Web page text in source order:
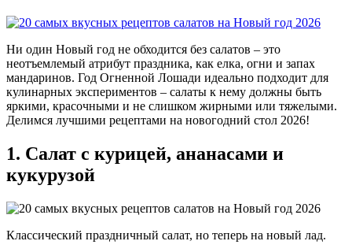
Ни один Новый год не обходится без салатов – это
неотъемлемый атрибут праздника, как елка, огни и запах
мандаринов. Год Огненной Лошади идеально подходит для
кулинарных экспериментов – салаты к нему должны быть
яркими, красочными и не слишком жирными или тяжелыми.
Делимся лучшими рецептами на новогодний стол 2026!
1. Салат с курицей, ананасами и
кукурузой
Классический праздничный салат, но теперь на новый лад.